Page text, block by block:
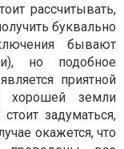
рассчитывать,
буквально
бывают
но подобное
приятной
хорошей земли
задуматься,
окажется, что